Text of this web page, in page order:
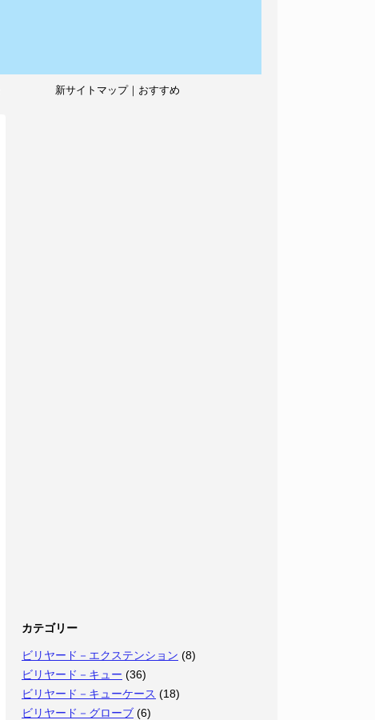
新サイトマップ｜おすすめ
カテゴリー
ビリヤード－エクステンション (8)
ビリヤード－キュー (36)
ビリヤード－キューケース (18)
ビリヤード－グローブ (6)